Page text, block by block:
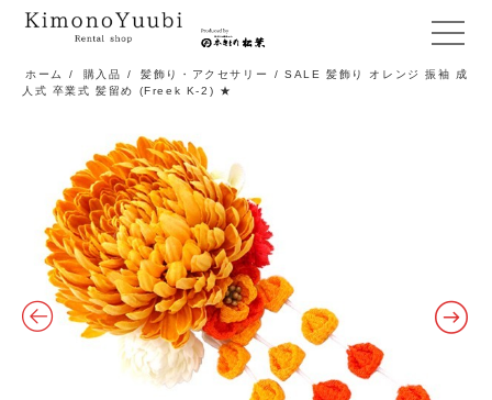
メ
ニ
ホーム / 購入品 / 髪飾り・アクセサリー
/ SALE 髪飾り オレンジ 振袖 成
人式 卒業式 髪留め (Freek K-2) ★